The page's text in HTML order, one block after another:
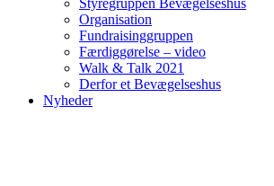
Organisation
Fundraisinggruppen
Færdiggørelse – video
Walk & Talk 2021
Derfor et Bevægelseshus
Nyheder